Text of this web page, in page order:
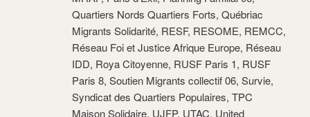
Quartiers Nords Quartiers Forts, Québriac
Migrants Solidarité, RESF, RESOME, REMCC,
Réseau Foi et Justice Afrique Europe, Réseau
IDD, Roya Citoyenne, RUSF Paris 1, RUSF
Paris 8, Soutien Migrants collectif 06, Survie,
Syndicat des Quartiers Populaires, TPC
Maison Solidaire, UJFP, UTAC, United